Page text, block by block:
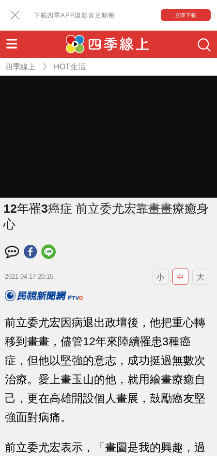
下載四季APP讓影音更順暢 立即下載
四季線上 HOT生活
12年罹3癌症 前立委尤宏靠畫畫療癒身
心
2021-04-17 20:15 小 中 大
前立委尤宏因病退出政壇後，他把重心轉
移到畫畫，儘管12年來陸續罹患3種癌
症，但他以堅強的意志，成功挺過無數次
治療。愛上畫玉山的他，就用繪畫療癒自
己，更在高雄開設個人畫展，鼓勵癌友堅
強面對病痛。
前立委尤宏表示，「畫圖是我的興趣，過